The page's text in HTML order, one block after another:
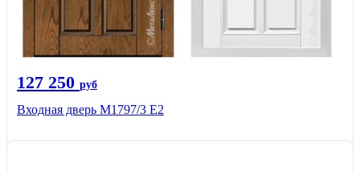
127 250 руб
Входная дверь М1797/3 Е2